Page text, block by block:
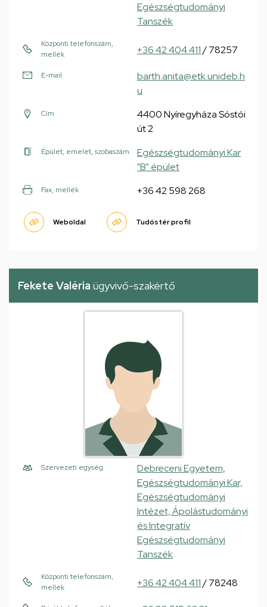
Egészségtudományi
Tanszék
Központi telefonszám,
mellék
+36 42 404 411/ 78257
E-mail
barth.anita@etk.unideb.h
u
Cím
4400 Nyíregyháza Sóstói
út 2
Épület, emelet, szobaszám
Egészségtudományi Kar
"B" épület
Fax, mellék +36 42 598 268
Weboldal Tudóstér profil
Fekete Valéria ügyvivő-szakértő
Szervezeti egység
Debreceni Egyetem,
Egészségtudományi Kar,
Egészségtudományi
Intézet, Ápolástudományi
és Integratív
Egészségtudományi
Tanszék
Központi telefonszám,
mellék
+36 42 404 411/ 78248